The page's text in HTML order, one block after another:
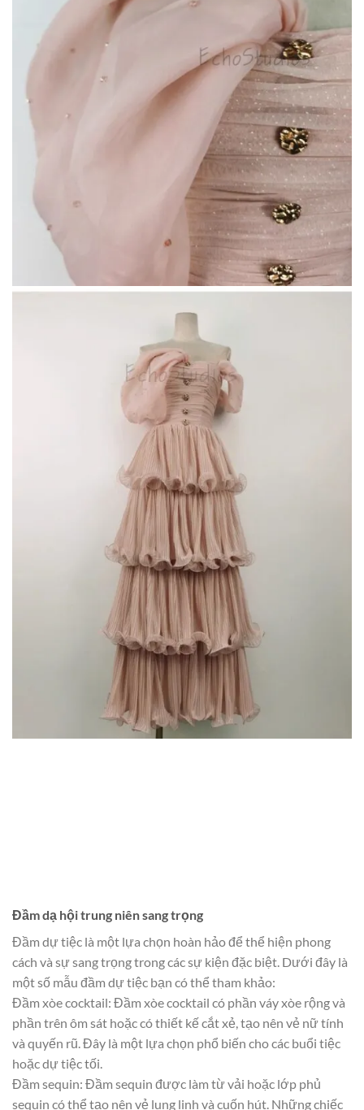
Đầm dạ hội trung niên sang trọng
Đầm dự tiệc là một lựa chọn hoàn hảo để thể hiện phong
cách và sự sang trọng trong các sự kiện đặc biệt. Dưới đây là
một số mẫu đầm dự tiệc bạn có thể tham khảo:
Đầm xòe cocktail: Đầm xòe cocktail có phần váy xòe rộng và
phần trên ôm sát hoặc có thiết kế cắt xẻ, tạo nên vẻ nữ tính
và quyến rũ. Đây là một lựa chọn phổ biến cho các buổi tiệc
hoặc dự tiệc tối.
Đầm sequin: Đầm sequin được làm từ vải hoặc lớp phủ
sequin có thể tạo nên vẻ lung linh và cuốn hút. Những chiếc